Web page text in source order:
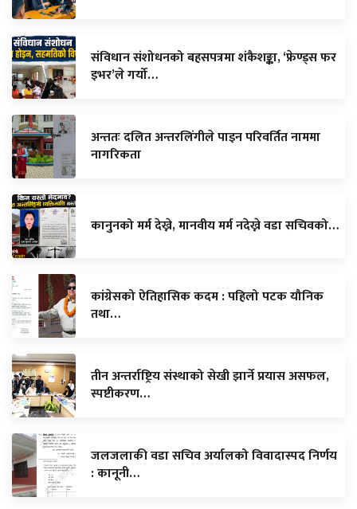
संविधान संशोधनको बहसपत्रमा शंकैशङ्का, ‘फ्रेण्ड्स फर
इभर’ले गर्यो…
अन्ततः दलित अन्तरलिंगीले पाइन परिवर्तित नाममा
नागरिकता
कानुनको मर्म देख्ने, मानवीय मर्म नदेख्ने वडा सचिवको…
कांग्रेसको ऐतिहासिक कदम : पहिलो पटक यौनिक
तथा…
तीन अन्तर्राष्ट्रिय संस्थाको सेखी झार्ने प्रयास असफल,
स्पष्टीकरण…
जलजलाकी वडा सचिव अर्यालको विवादास्पद निर्णय
: कानूनी…